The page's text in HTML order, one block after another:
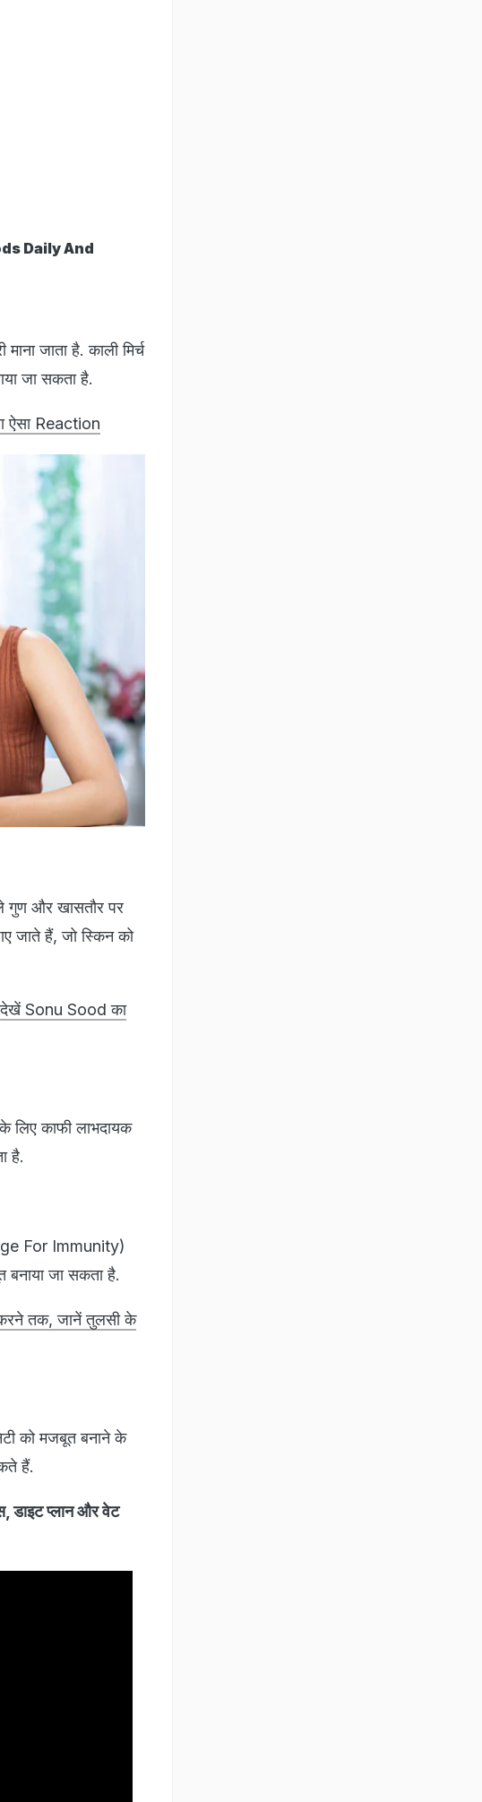
Daily And
जाता है. काली मिर्च
जा सकता है.
ऐसा Reaction
गुण और खासतौर पर
जाते हैं, जो स्किन को
देखें Sonu Sood का
लिए काफी लाभदायक
है.
For Immunity)
बनाया जा सकता है.
तक, जानें तुलसी के
को मजबूत बनाने के
हैं.
प्लान और वेट